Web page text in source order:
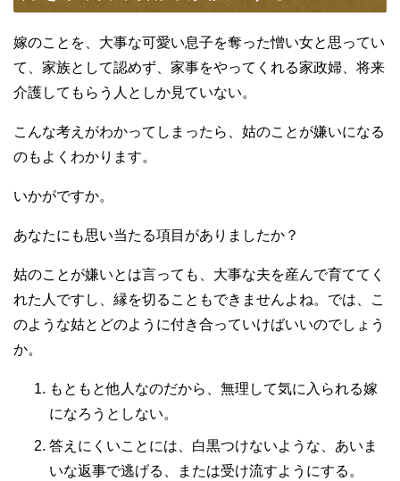
嫁のことを、大事な可愛い息子を奪った憎い女と思ってい
て、家族として認めず、家事をやってくれる家政婦、将来
介護してもらう人としか見ていない。
こんな考えがわかってしまったら、姑のことが嫌いになる
のもよくわかります。
いかがですか。
あなたにも思い当たる項目がありましたか？
姑のことが嫌いとは言っても、大事な夫を産んで育ててく
れた人ですし、縁を切ることもできませんよね。では、こ
のような姑とどのように付き合っていけばいいのでしょう
か。
もともと他人なのだから、無理して気に入られる嫁
になろうとしない。
答えにくいことには、白黒つけないような、あいま
いな返事で逃げる、または受け流すようにする。